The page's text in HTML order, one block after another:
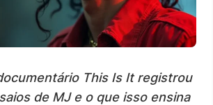
This Is It registrou
de MJ e o que isso ensina